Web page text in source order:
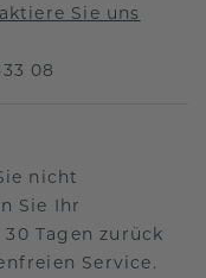
Sie uns
08
nicht
Sie Ihr
Tagen zurück
Service.